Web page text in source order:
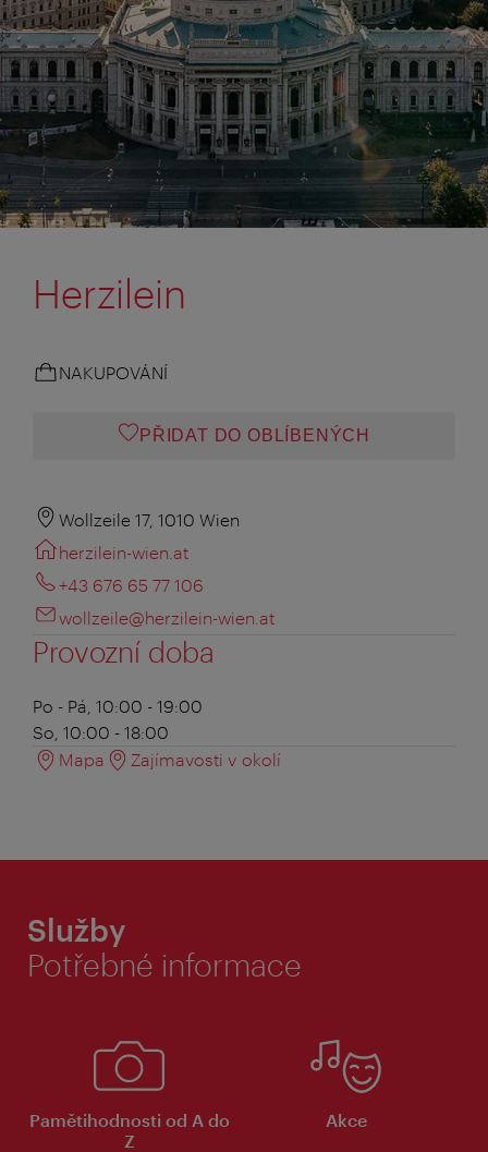
Herzilein
NAKUPOVÁNÍ
PŘIDAT DO OBLÍBENÝCH
Wollzeile 17, 1010 Wien
herzilein-wien.at
+43 676 65 77 106
wollzeile@herzilein-wien.at
Provozní doba
Po - Pá, 10:00 - 19:00
So, 10:00 - 18:00
Mapa
Zajímavosti v okolí
Služby
Potřebné informace
Pamětihodnosti od A do
Z
Akce